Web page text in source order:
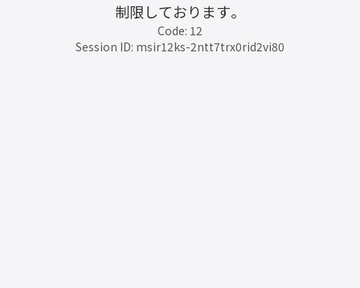
制限しております。
Code: 12
Session ID: msir12ks-2ntt7trx0rid2vi80